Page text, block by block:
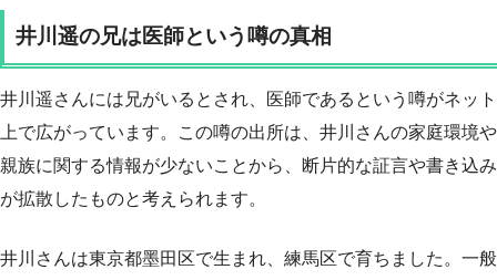
井川遥の兄は医師という噂の真相
井川遥さんには兄がいるとされ、医師であるという噂がネット
上で広がっています。この噂の出所は、井川さんの家庭環境や
親族に関する情報が少ないことから、断片的な証言や書き込み
が拡散したものと考えられます。
井川さんは東京都墨田区で生まれ、練馬区で育ちました。一般